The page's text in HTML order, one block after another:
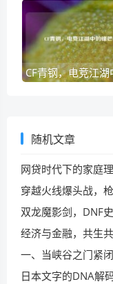
随机文章
网贷时代下的家庭
穿越火线爆头战，
双龙魔影剑，DNF
经济与金融，共生
一、当峡谷之门紧
日本文字的DNA解